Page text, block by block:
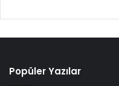
Popüler Yazılar